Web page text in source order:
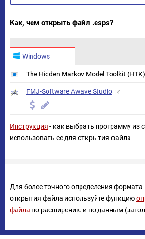
Как, чем открыть файл .esps?
Windows
The Hidden Markov Model Toolkit (HTK)
FMJ-Software Awave Studio
Инструкция - как выбрать программу из
использовать ее для открытия файла
Для более точного определения
открытия файла используйте функцию
файла по расширению и по данным